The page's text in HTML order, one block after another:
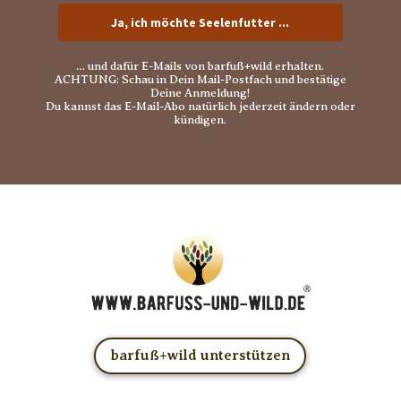
Ja, ich möchte Seelenfutter ...
… und dafür E-Mails von barfuß+wild erhalten.
ACHTUNG: Schau in Dein Mail-Postfach und bestätige
Deine Anmeldung!
Du kannst das E-Mail-Abo natürlich jederzeit ändern oder
kündigen.
barfuß+wild unterstützen